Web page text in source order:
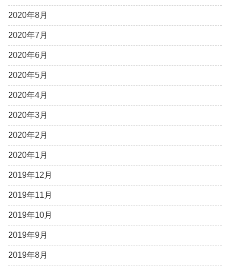
2020年8月
2020年7月
2020年6月
2020年5月
2020年4月
2020年3月
2020年2月
2020年1月
2019年12月
2019年11月
2019年10月
2019年9月
2019年8月